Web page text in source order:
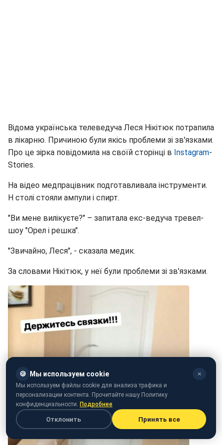
Відома українська телеведуча Леся Нікітюк потрапила
в лікарню. Причиною були якісь проблеми зі зв'язками.
Про це зірка повідомила на своїй сторінці в Instagram-
Stories.
На відео медпрацівник подготавливала інструменти.
Н столі стояли ампули і спирт.
"Ви мене вилікуєте?" – запитала екс-ведуча тревел-
шоу "Орел і решка".
"Звичайно, Леся", - сказала медик.
За словами Нікітюк, у неї були проблеми зі зв'язками.
🍪 Мы используем cookie ✕
Мы используем файлы cookie для анализа трафика и
персонализации контента. Прочитайте нашу Политику
конфиденциальности. Подробнее
Отклонить Принять все